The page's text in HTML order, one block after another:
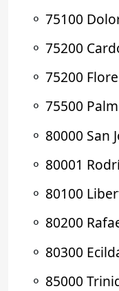
⚬ 75100
⚬ 75200
⚬ 75200
⚬ 75500
⚬ 80000 San
⚬ 80001
⚬ 80100
⚬ 80200
⚬ 80300
⚬ 85000